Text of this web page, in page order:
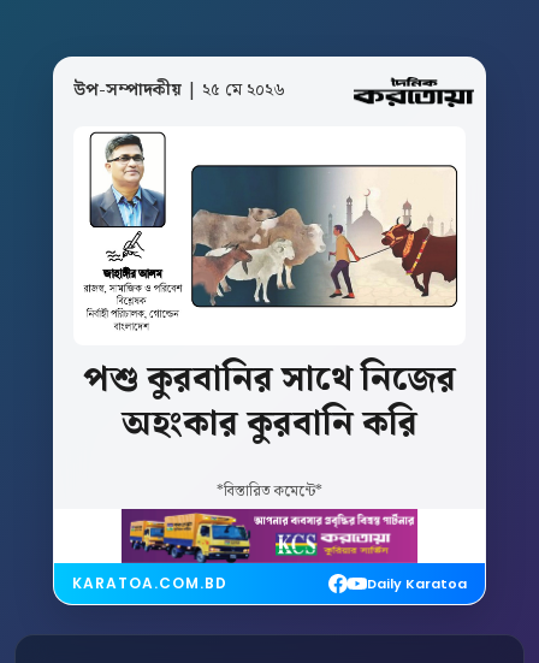
উপ-সম্পাদকীয় | ২৫ মে ২০২৬
পশুকুরবানিরসাথেনিজের
অহংকারকুরবানিকরি
*বিস্তারিত কমেন্টে*
KARATOA.COM.BD Daily Karatoa